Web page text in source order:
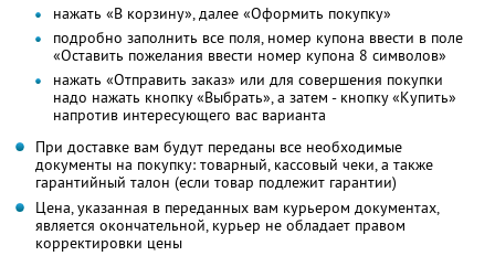
нажать «В корзину», далее «Оформить покупку»
подробно заполнить все поля, номер купона ввести в поле
«Оставить пожелания ввести номер купона 8 символов»
нажать «Отправить заказ» или для совершения покупки
надо нажать кнопку «Выбрать», а затем - кнопку «Купить»
напротив интересующего вас варианта
При доставке вам будут переданы все необходимые
документы на покупку: товарный, кассовый чеки, а также
гарантийный талон (если товар подлежит гарантии)
Цена, указанная в переданных вам курьером документах,
является окончательной, курьер не обладает правом
корректировки цены